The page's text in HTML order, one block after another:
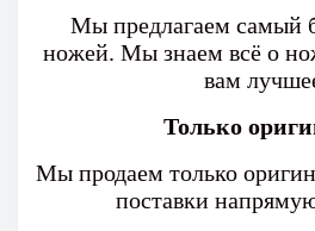
Мы предлагаем самый
ножей. Мы знаем всё о
вам
Только
Мы продаем только
поставки